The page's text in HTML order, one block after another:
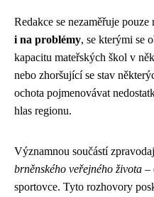
Redakce se nezaměřuje
i na problémy, se kterými se
kapacitu mateřských škol v
nebo zhoršující se stav
ochota pojmenovávat
hlas regionu.
Významnou součástí
brněnského veřejného života –
sportovce. Tyto rozhovory